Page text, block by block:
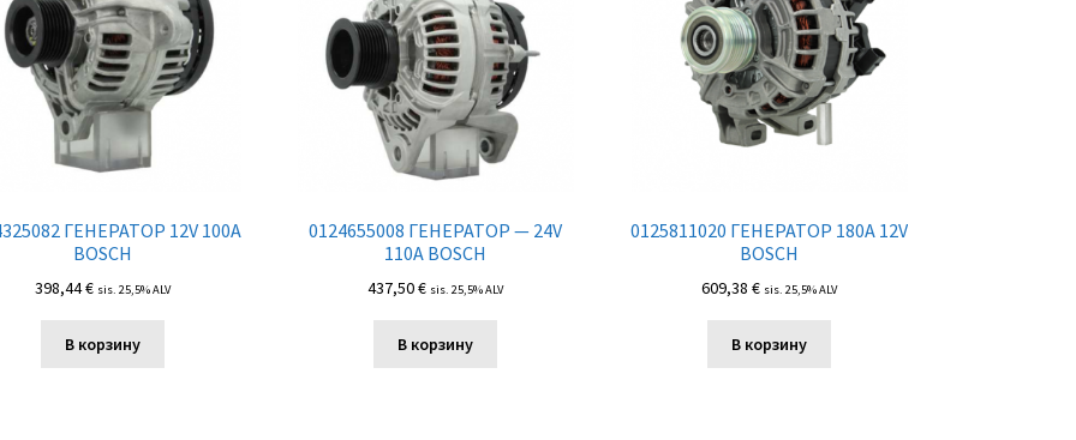
ГЕНЕРАТОР 12V 100A
BOSCH
398,44€ sis. 25,5% ALV
В корзину
0124655008 ГЕНЕРАТОР — 24V
110A BOSCH
437,50€ sis. 25,5% ALV
В корзину
0125811020 ГЕНЕРАТОР 180A 12V
BOSCH
609,38 € sis. 25,5% ALV
В корзину